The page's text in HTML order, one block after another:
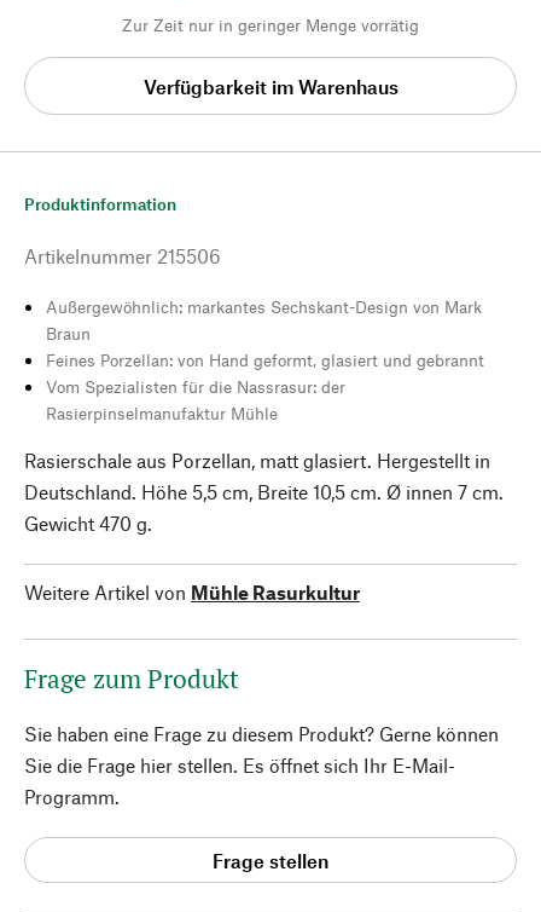
Zur Zeit nur in geringer Menge vorrätig
Verfügbarkeit im Warenhaus
Produktinformation
Artikelnummer 215506
Außergewöhnlich: markantes Sechskant-Design von Mark
Braun
Feines Porzellan: von Hand geformt, glasiert und gebrannt
Vom Spezialisten für die Nassrasur: der
Rasierpinselmanufaktur Mühle
Rasierschale aus Porzellan, matt glasiert. Hergestellt in
Deutschland. Höhe 5,5 cm, Breite 10,5 cm. Ø innen 7 cm.
Gewicht 470 g.
Weitere Artikel von Mühle Rasurkultur
Frage zum Produkt
Sie haben eine Frage zu diesem Produkt? Gerne können
Sie die Frage hier stellen. Es öffnet sich Ihr E-Mail-
Programm.
Frage stellen